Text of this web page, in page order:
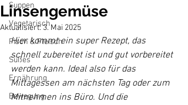
Suppen
Vegetarisch
Fisch & Fleisch
Süßes
Ernährung
Bewegung
Linsengemüse
Aktualisiert:3. Mai 2025
Hier kommt ein super Rezept, das
schnell zubereitet ist und gut vorbereitet
werden kann. Ideal also für das
Mittagessen am nächsten Tag oder zum
Mitnehmen ins Büro. Und die